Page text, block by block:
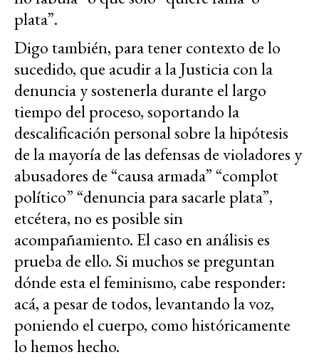
plata”.
Digo también, para tener contexto de lo
sucedido, que acudir a la Justicia con la
denuncia y sostenerla durante el largo
tiempo del proceso, soportando la
descalificación personal sobre la hipótesis
de la mayoría de las defensas de violadores y
abusadores de “causa armada” “complot
político” “denuncia para sacarle plata”,
etcétera, no es posible sin
acompañamiento. El caso en análisis es
prueba de ello. Si muchos se preguntan
dónde esta el feminismo, cabe responder:
acá, a pesar de todos, levantando la voz,
poniendo el cuerpo, como históricamente
lo hemos hecho.